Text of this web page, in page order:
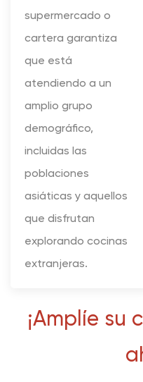
supermercado o
cartera garantiza
que está
atendiendo a un
amplio grupo
demográfico,
incluidas las
poblaciones
asiáticas y aquellos
que disfrutan
explorando cocinas
extranjeras.
¡Amplíe su